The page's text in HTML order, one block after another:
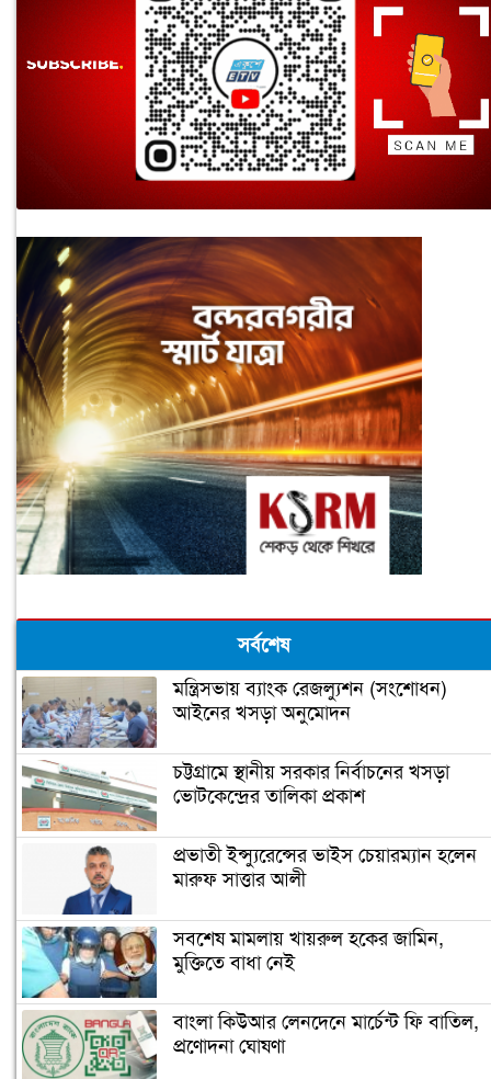
সর্বশেষ
মন্ত্রিসভায় ব্যাংক রেজল্যুশন (সংশোধন)
আইনের খসড়া অনুমোদন
চট্টগ্রামে স্থানীয় সরকার নির্বাচনের খসড়া
ভোটকেন্দ্রের তালিকা প্রকাশ
প্রভাতী ইন্স্যুরেন্সের ভাইস চেয়ারম্যান হলেন
মারুফ সাত্তার আলী
সবশেষ মামলায় খায়রুল হকের জামিন,
মুক্তিতে বাধা নেই
বাংলা কিউআর লেনদেনে মার্চেন্ট ফি বাতিল,
প্রণোদনা ঘোষণা